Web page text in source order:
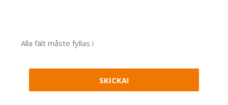
Alla fält måste fyllas i